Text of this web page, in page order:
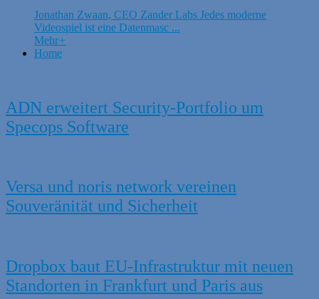
Jonathan Zwaan, CEO Zander Labs Jedes moderne
Videospiel ist eine Datenmasc ...
Mehr+
Home
ADN erweitert Security-Portfolio um
Specops Software
Versa und noris network vereinen
Souveränität und Sicherheit
Dropbox baut EU-Infrastruktur mit neuen
Standorten in Frankfurt und Paris aus